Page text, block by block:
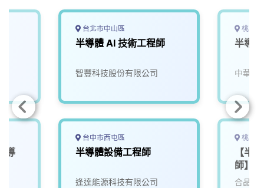
導
台北市中山區
半導體 AI 技術工程師
智豐科技股份有限公司
台中市西屯區
半導體設備工程師
逢達能源科技有限公司
桃園
半導
中華科
桃園
【半
師】
合晶科